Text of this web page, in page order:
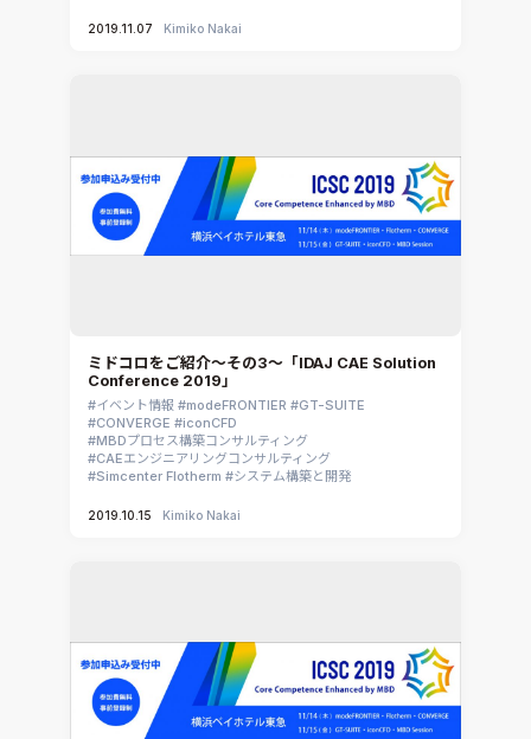
2019.11.07 Kimiko Nakai
ミドコロをご紹介～その3～「IDAJ CAE Solution
Conference 2019」
イベント情報 modeFRONTIER
GT-SUITE
CONVERGE
iconCFD
MBDプロセス構築コンサルティング
CAEエンジニアリングコンサルティング
Simcenter Flotherm
システム構築と開発
2019.10.15 Kimiko Nakai